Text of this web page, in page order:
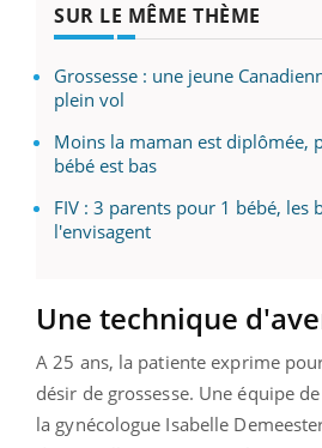
SUR LE MÊME THÈME
Grossesse : une jeune
plein vol
Moins la maman est diplômée,
bébé est bas
FIV : 3 parents pour 1 bébé, les
l'envisagent
Une technique
A 25 ans, la patiente exprime
désir de grossesse. Une équipe
la gynécologue Isabelle